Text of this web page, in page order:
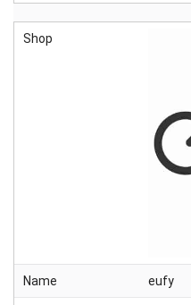
Shop
Name eufy